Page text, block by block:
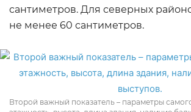
сантиметров. Для северных
не менее 60 сантиметров.
Второй важный показатель – параметры